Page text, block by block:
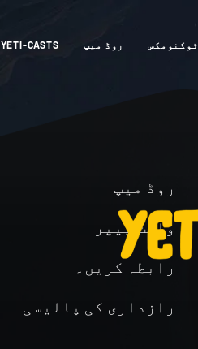
ٹوکنومکس روڈ میپ YETI-CASTS
روڈ میپ
وائٹ پیپر
رابطہ کریں۔
رازداری کی پالیسی